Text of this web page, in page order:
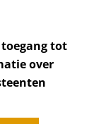
tot
over